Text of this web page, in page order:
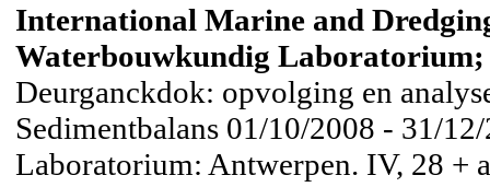
International Marine and
Waterbouwkundig Laboratorium;
Deurganckdok: opvolging en
Sedimentbalans 01/10/2008 - 31/
Laboratorium: Antwerpen. IV, 28 +